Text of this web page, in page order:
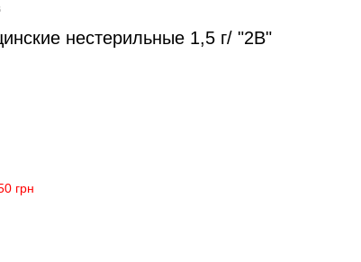
нестерильные 1,5 г/ "2В"
грн